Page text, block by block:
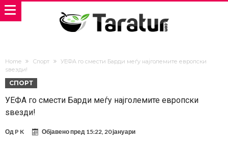
Home Спорт
УЕФА го смести Барди меѓу најголемите европски
ѕвезди!
СПОРТ
УЕФА го смести Барди меѓу најголемите европски
ѕвезди!
Од P K Објавено пред 15:22, 20 јануари